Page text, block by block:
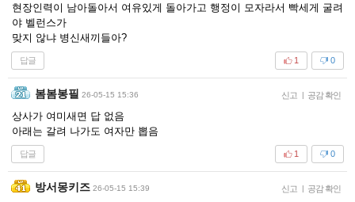
현장인력이 남아돌아서 여유있게 돌아가고 행정이 모자라서 빡세게 굴려
야 벨런스가
맞지 않냐 병신새끼들아?
답글 0
1
봄봄봉필 26-05-15 15:36 신고 | 공감 확인
상사가 여미새면 답 없음
아래는 갈려 나가도 여자만 뽑음
답글 0
1
방서몽키즈 26-05-15 15:39 신고 | 공감 확인